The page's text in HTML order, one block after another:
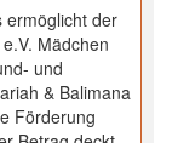
ermöglicht der
Mädchen
und
& Balimana
Förderung